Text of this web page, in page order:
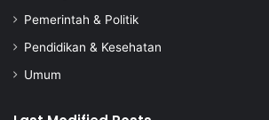
Pemerintah & Politik
Pendidikan & Kesehatan
Umum